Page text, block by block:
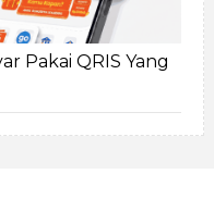
Pakai QRIS Yang